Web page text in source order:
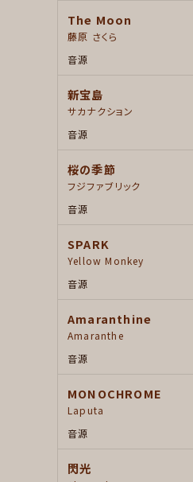
The Moon
藤原 さくら
音源
新宝島
サカナクション
音源
桜の季節
フジファブリック
音源
SPARK
Yellow Monkey
音源
Amaranthine
Amaranthe
音源
MONOCHROME
Laputa
音源
閃光